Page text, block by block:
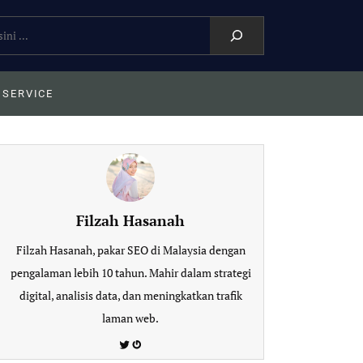
Filzah Hasanah
Filzah Hasanah, pakar SEO di Malaysia dengan
pengalaman lebih 10 tahun. Mahir dalam strategi
digital, analisis data, dan meningkatkan trafik
laman web.
Twitter
Gravatar